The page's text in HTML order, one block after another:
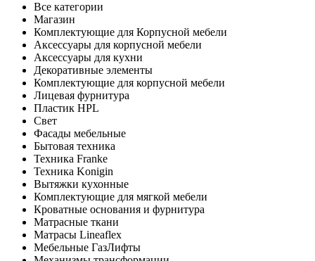
Все категории
Магазин
Комплектующие для Корпусной мебели
Аксессуары для корпусной мебели
Аксессуары для кухни
Декоративные элементы
Комплектующие для корпусной мебели
Лицевая фурнитура
Пластик HPL
Свет
Фасады мебельные
Бытовая техника
Техника Franke
Техника Konigin
Вытяжки кухонные
Комплектующие для мягкой мебели
Кроватные основания и фурнитура
Матрасные ткани
Матрасы Lineaflex
Мебельные ГазЛифты